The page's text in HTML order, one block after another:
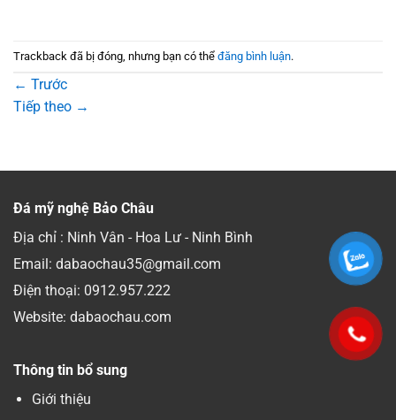
Trackback đã bị đóng, nhưng bạn có thể đăng bình luận.
← Trước
Tiếp theo →
Đá mỹ nghệ Bảo Châu
Địa chỉ : Ninh Vân - Hoa Lư - Ninh Bình
Email: dabaochau35@gmail.com
Điện thoại: 0912.957.222
Website: dabaochau.com
Thông tin bổ sung
Giới thiệu